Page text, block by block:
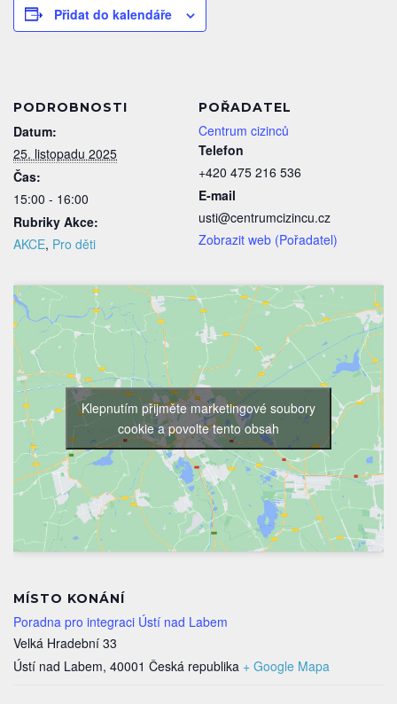
Přidat do kalendáře
PODROBNOSTI
Datum:
25. listopadu 2025
Čas:
15:00 - 16:00
Rubriky Akce:
AKCE, Pro děti
POŘADATEL
Centrum cizinců
Telefon
+420 475 216 536
E-mail
usti@centrumcizincu.cz
Zobrazit web (Pořadatel)
MÍSTO KONÁNÍ
Poradna pro integraci Ústí nad Labem
Velká Hradební 33
Ústí nad Labem, 40001 Česká republika + Google Mapa
Klepnutím přijměte marketingové soubory
cookie a povolte tento obsah